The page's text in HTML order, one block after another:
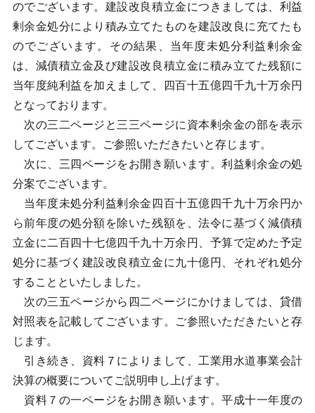
のでございます。建設改良積立金につきましては、利益
剰余金処分により積み立てたものを建設改良に充てたも
のでございます。その結果、当年度未処分利益剰余金
は、減債積立金及び建設改良積立金に積み立てた残額に
当年度純利益を加えまして、四百十五億四千九十万余円
となっております。
次の三二ページと三三ページに資本剰余金の部を表示
してございます。ご参照いただきたいと存じます。
次に、三四ページをお開き願います。利益剰余金の処
分案でございます。
当年度未処分利益剰余金四百十五億四千九十万余円か
ら前年度の処分額を除いた残額を、法令に基づく減債積
立金に二百四十七億四千九十万余円、予算で定めた予定
処分に基づく建設改良積立金に九十億円、それぞれ処分
することといたしました。
次の三五ページから四二ページにかけましては、貸借
対照表を記載してございます。ご参照いただきたいと存
じます。
引き続き、資料７によりまして、工業用水道事業会計
決算の概要についてご説明申し上げます。
資料７の一ページをお開き願います。平成十一年度の